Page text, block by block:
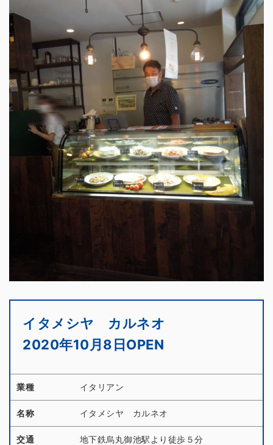
イタメシヤ カルネオ
2020年10月8日OPEN
業種 イタリアン
名称 イタメシヤ カルネオ
交通 地下鉄烏丸御池駅より徒歩５分